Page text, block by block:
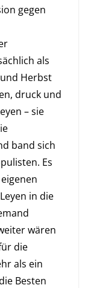
gegen
als
Herbst
druck und
– sie
band sich
Es
in die
wären
die
als ein
Besten